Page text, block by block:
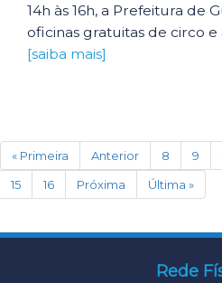
14h às 16h, a Prefeitura de
oficinas gratuitas de circo e
[saiba mais]
« Primeira Anterior 8 9
15
16 Próxima Última »
Rede